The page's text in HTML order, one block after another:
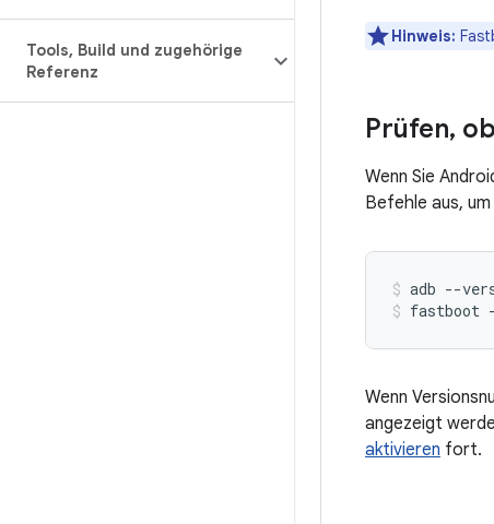
Tools, Build und zugehörige
Referenz
Hinweis:
Prüfen,
Wenn Sie
Befehle aus,
adb --
fastboot
Wenn
angezeigt
aktivieren fort.